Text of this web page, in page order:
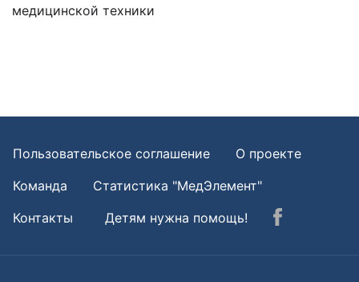
медицинской техники
Пользовательское соглашение
О проекте
Команда
Статистика "МедЭлемент"
Контакты
Детям нужна помощь!